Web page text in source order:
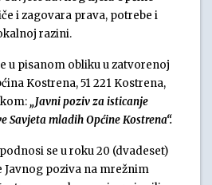
i zagovara prava, potrebe i
razini.
u pisanom obliku u zatvorenoj
Kostrena, 51 221 Kostrena,
„Javni poziv za isticanje
Savjeta mladih Općine Kostrena“.
se u roku 20 (dvadeset)
Javnog poziva na mrežnim